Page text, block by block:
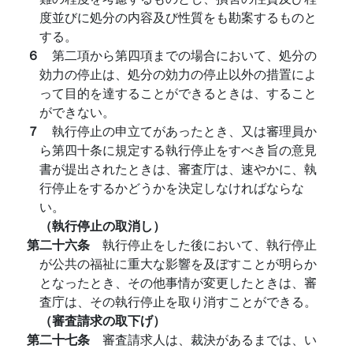
度並びに処分の内容及び性質をも勘案するものと
する。
６ 第二項から第四項までの場合において、処分の
効力の停止は、処分の効力の停止以外の措置によ
って目的を達することができるときは、すること
ができない。
７ 執行停止の申立てがあったとき、又は審理員か
ら第四十条に規定する執行停止をすべき旨の意見
書が提出されたときは、審査庁は、速やかに、執
行停止をするかどうかを決定しなければならな
い。
（執行停止の取消し）
第二十六条 執行停止をした後において、執行停止
が公共の福祉に重大な影響を及ぼすことが明らか
となったとき、その他事情が変更したときは、審
査庁は、その執行停止を取り消すことができる。
（審査請求の取下げ）
第二十七条 審査請求人は、裁決があるまでは、い